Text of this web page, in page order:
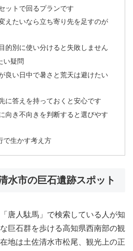
ットで回るプランです
えたいなら立ち寄り先を足すのが
的別に使い分けると失敗しません
い疑問
良い日中で暑さと荒天は避けたい
に答えを持っておくと安心です
向き不向きを判断すると選びやす
で生かす考え方
水市の巨石遺跡スポット
唐人駄馬」で検索している人が知
巨石群を歩ける高知県西南部の観
地は土佐清水市松尾、観光上の正